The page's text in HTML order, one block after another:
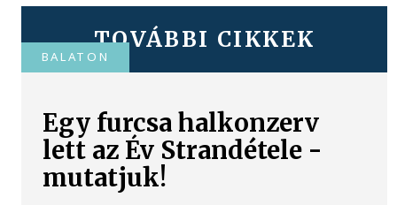
TOVÁBBI CIKKEK
BALATON
Egy furcsa halkonzerv
lett az Év Strandétele -
mutatjuk!